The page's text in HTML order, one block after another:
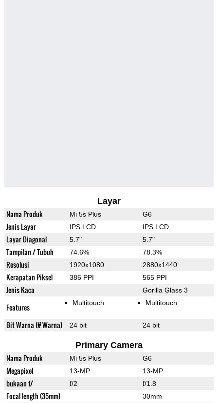
Layar
Nama Produk Mi 5s Plus G6
Jenis Layar IPS LCD IPS LCD
Layar Diagonal 5.7" 5.7"
Tampilan / Tubuh 74.6% 78.3%
Resolusi 1920x1080 2880x1440
Kerapatan Piksel 386 PPI 565 PPI
Jenis Kaca Gorilla Glass 3
Features Multitouch Multitouch
Bit Warna (# Warna) 24 bit 24 bit
Primary Camera
Nama Produk Mi 5s Plus G6
Megapixel 13-MP 13-MP
bukaan f/ f/2 f/1.8
Focal length (35mm) 30mm